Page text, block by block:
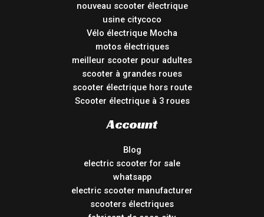
nouveau scooter électrique
usine citycoco
Vélo électrique Mocha
motos électriques
meilleur scooter pour adultes
scooter à grandes roues
scooter électrique hors route
Scooter électrique à 3 roues
Account
Blog
electric scooter for sale
whatsapp
electric scooter manufacturer
scooters électriques